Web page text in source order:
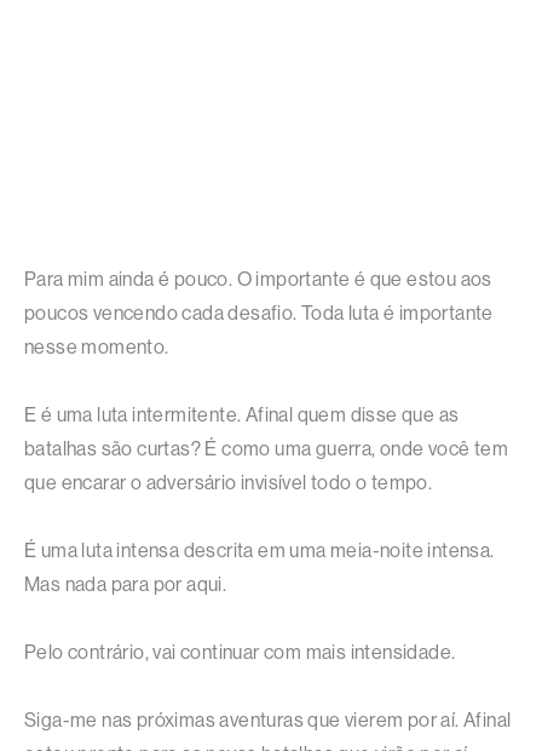
Para mim ainda é pouco. O importante é que estou aos
poucos vencendo cada desafio. Toda luta é importante
nesse momento.
E é uma luta intermitente. Afinal quem disse que as
batalhas são curtas? É como uma guerra, onde você tem
que encarar o adversário invisível todo o tempo.
É uma luta intensa descrita em uma meia-noite intensa.
Mas nada para por aqui.
Pelo contrário, vai continuar com mais intensidade.
Siga-me nas próximas aventuras que vierem por aí. Afinal